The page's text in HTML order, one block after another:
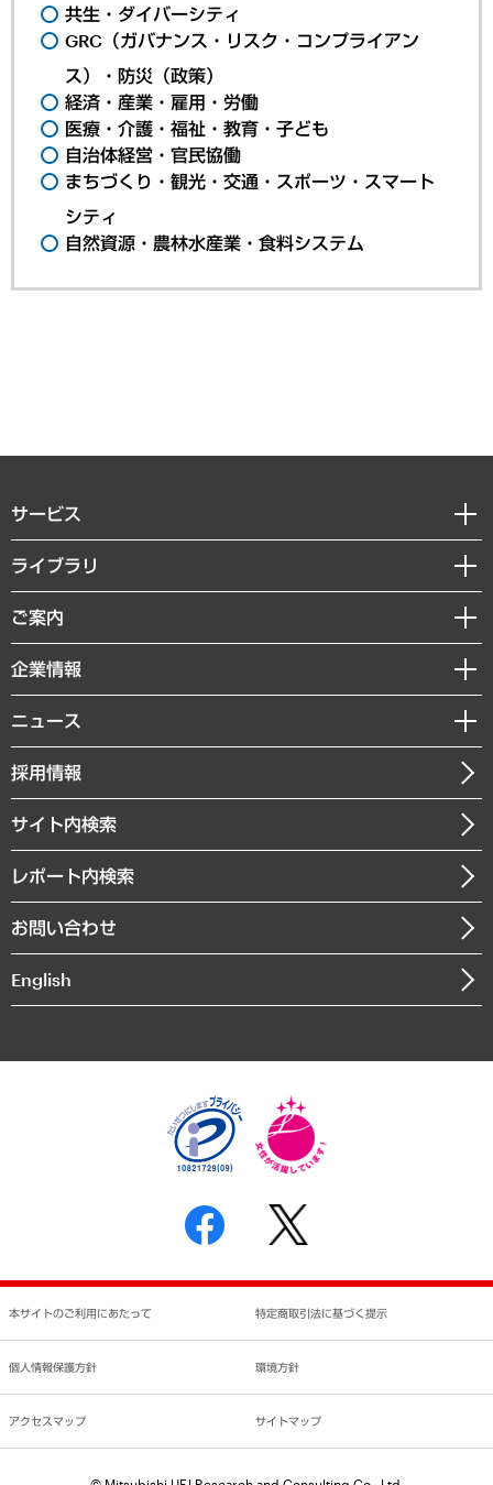
共生・ダイバーシティ
GRC（ガバナンス・リスク・コンプライアン
ス）・防災（政策）
経済・産業・雇用・労働
医療・介護・福祉・教育・子ども
自治体経営・官民協働
まちづくり・観光・交通・スポーツ・スマート
シティ
自然資源・農林水産業・食料システム
サービス
経営戦略
組織・人事戦略
デジタルイノベーション
共生・ダイバーシティ
GRC（ガバナンス・リスク・コンプライアンス）・防災（政策）
経済・産業・雇用・労働
まちづくり・観光・交通・スポーツ・スマートシティ
自然資源・農林水産業・食料システム
ライブラリ
経済調査
レポート
コラム
経営用語集
受託・受注実績（官公庁関連）
メディア掲載・出演
ご案内
セミナー・イベント情報
MUFGビジネスセミナー
受託案件情報
企業情報
私たちの想い
社長メッセージ
会社概要
沿革
組織図・本部部室紹介
インドネシア現地法人
個人情報保護方針
反社会的勢力に対する基本方針
書面による個人情報の開示等の請求の手続きについて
ニュース
ニュースリリース
お知らせ
採用情報
サイト内検索
レポート内検索
お問い合わせ
English
本サイトのご利用にあたって 特定商取引法に基づく提示
個人情報保護方針 環境方針
アクセスマップ サイトマップ